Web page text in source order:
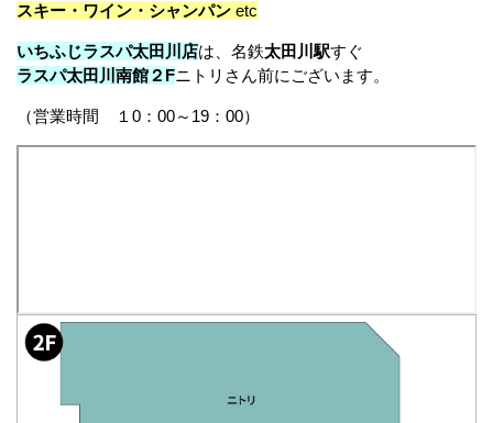
スキー・ワイン・シャンパン etc
いちふじラスパ太田川店は、名鉄太田川駅すぐ
ラスパ太田川南館２Fニトリさん前にございます。
（営業時間 １0：00～19：00）